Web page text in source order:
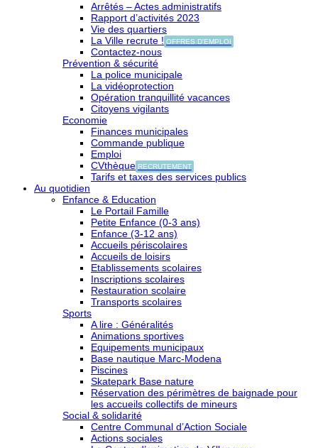
Arrêtés – Actes administratifs
Rapport d’activités 2023
Vie des quartiers
La Ville recrute ! OFFRES D'EMPLOI
Contactez-nous
Prévention & sécurité
La police municipale
La vidéoprotection
Opération tranquillité vacances
Citoyens vigilants
Economie
Finances municipales
Commande publique
Emploi
CVthèque RECRUTEMENT
Tarifs et taxes des services publics
Au quotidien
Enfance & Education
Le Portail Famille
Petite Enfance (0-3 ans)
Enfance (3-12 ans)
Accueils périscolaires
Accueils de loisirs
Etablissements scolaires
Inscriptions scolaires
Restauration scolaire
Transports scolaires
Sports
A lire : Généralités
Animations sportives
Equipements municipaux
Base nautique Marc-Modena
Piscines
Skatepark Base nature
Réservation des périmètres de baignade pour
les accueils collectifs de mineurs
Social & solidarité
Centre Communal d’Action Sociale
Actions sociales